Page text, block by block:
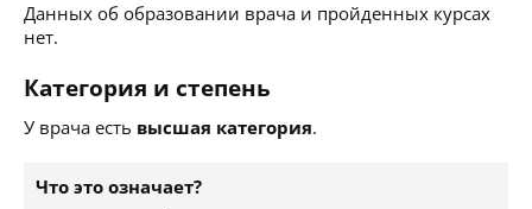
Данных об образовании врача и пройденных курсах
нет.
Категория и степень
У врача есть высшая категория.
Что это означает?